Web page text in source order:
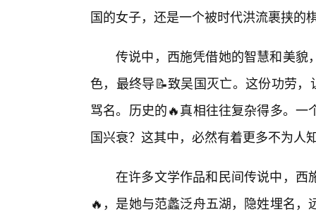
国的女子，还是一个被时代洪流裹挟的
传说中，西施凭借她的智慧和美貌
色，最终导📝致吴国灭亡。这份功劳
骂名。历史的🔥真相往往复杂得多。
国兴衰？这其中，必然有着更多不为人
在许多文学作品和民间传说中，西
🔥，是她与范蠡泛舟五湖，隐姓埋名